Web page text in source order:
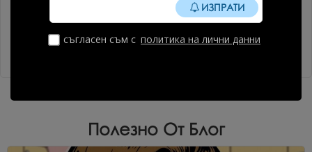
ИЗПРАТИ
съгласен съм с политика на лични данни
куршум, червен Ø 5мм.
FT90R50/13 1 бр.
Накрайник твърд метал,
куршум, червен Ø 6мм.
FT90R060/14 1 бр.
Полезно От Блог